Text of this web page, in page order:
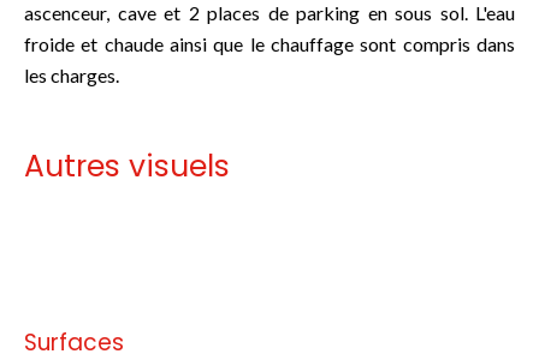
ascenceur, cave et 2 places de parking en sous sol. L'eau
froide et chaude ainsi que le chauffage sont compris dans
les charges.
Autres visuels
Surfaces